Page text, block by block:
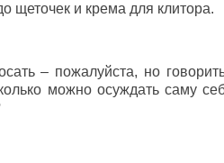
щеточек и крема для клитора.
– пожалуйста, но
можно осуждать саму